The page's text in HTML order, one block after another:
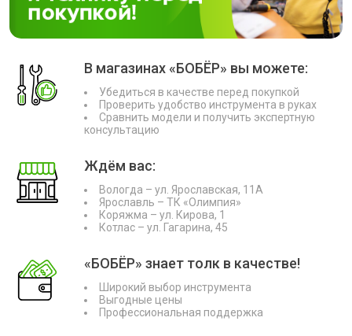
В магазинах «БОБЁР» вы можете:
Убедиться в качестве перед покупкой
Проверить удобство инструмента в руках
Сравнить модели и получить экспертную
консультацию
Ждём вас:
Вологда – ул. Ярославская, 11А
Ярославль – ТК «Олимпия»
Коряжма – ул. Кирова, 1
Котлас – ул. Гагарина, 45
«БОБЁР» знает толк в качестве!
Широкий выбор инструмента
Выгодные цены
Профессиональная поддержка